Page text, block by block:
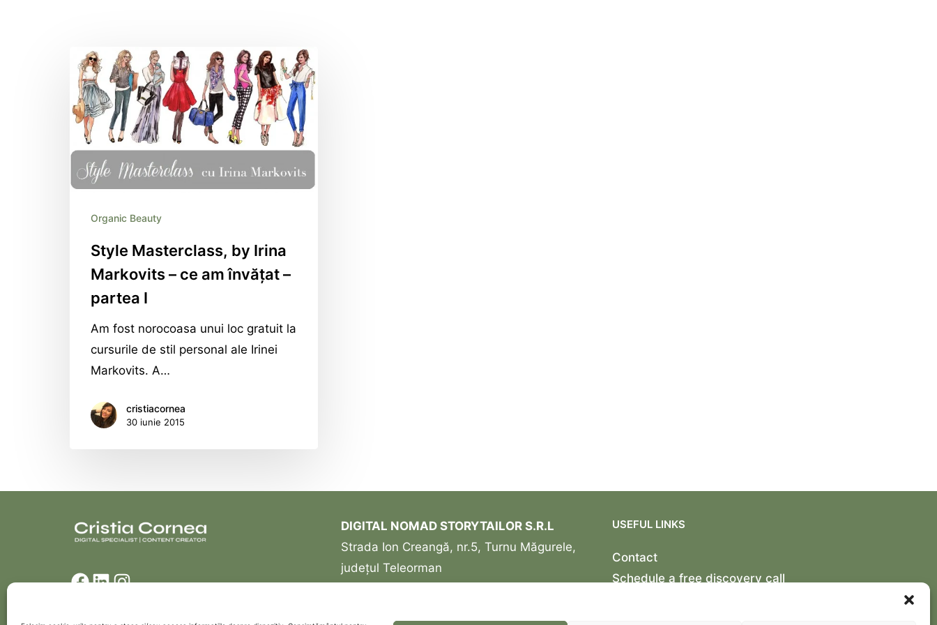
Organic Beauty
Style Masterclass, by Irina
Markovits – ce am învățat –
partea I
Am fost norocoasa unui loc gratuit la
cursurile de stil personal ale Irinei
Markovits. A…
cristiacornea
30 iunie 2015
Facebook
LinkedIn
DIGITAL NOMAD STORYTAILOR S.R.L
Strada Ion Creangă, nr.5, Turnu Măgurele,
județul Teleorman
USEFUL LINKS
Contact
Schedule a free discovery call